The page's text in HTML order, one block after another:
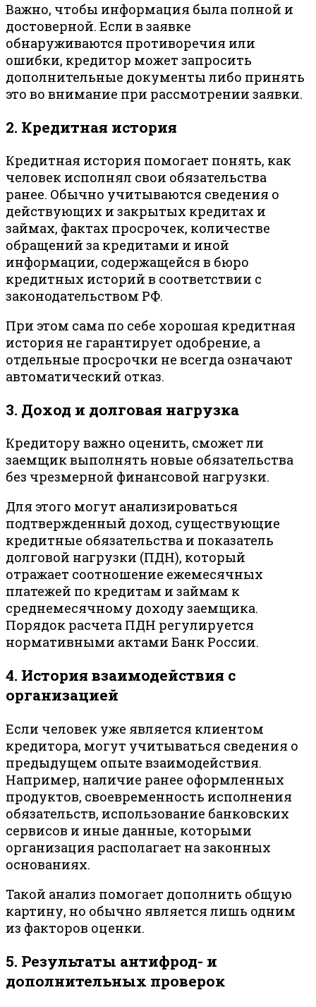
Важно, чтобы информация была полной и
достоверной. Если в заявке
обнаруживаются противоречия или
ошибки, кредитор может запросить
дополнительные документы либо принять
это во внимание при рассмотрении заявки.
2. Кредитная история
Кредитная история помогает понять, как
человек исполнял свои обязательства
ранее. Обычно учитываются сведения о
действующих и закрытых кредитах и
займах, фактах просрочек, количестве
обращений за кредитами и иной
информации, содержащейся в бюро
кредитных историй в соответствии с
законодательством РФ.
При этом сама по себе хорошая кредитная
история не гарантирует одобрение, а
отдельные просрочки не всегда означают
автоматический отказ.
3. Доход и долговая нагрузка
Кредитору важно оценить, сможет ли
заемщик выполнять новые обязательства
без чрезмерной финансовой нагрузки.
Для этого могут анализироваться
подтвержденный доход, существующие
кредитные обязательства и показатель
долговой нагрузки (ПДН), который
отражает соотношение ежемесячных
платежей по кредитам и займам к
среднемесячному доходу заемщика.
Порядок расчета ПДН регулируется
нормативными актами Банк России.
4. История взаимодействия с
организацией
Если человек уже является клиентом
кредитора, могут учитываться сведения о
предыдущем опыте взаимодействия.
Например, наличие ранее оформленных
продуктов, своевременность исполнения
обязательств, использование банковских
сервисов и иные данные, которыми
организация располагает на законных
основаниях.
Такой анализ помогает дополнить общую
картину, но обычно является лишь одним
из факторов оценки.
5. Результаты антифрод- и
дополнительных проверок